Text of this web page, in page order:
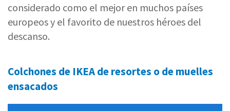
considerado como el mejor en muchos países
europeos y el favorito de nuestros héroes del
descanso.
Colchones de IKEA de resortes o de muelles
ensacados